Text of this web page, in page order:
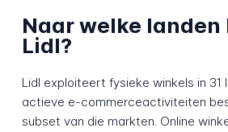
Naar welke landen
Lidl?
Lidl exploiteert fysieke winkels in 31
actieve e-commerceactiviteiten
subset van die markten. Online